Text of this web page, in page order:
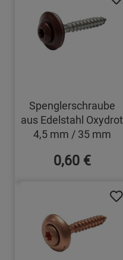
Spenglerschraube
aus Edelstahl Oxydrot
4,5 mm / 35 mm
0,60 €